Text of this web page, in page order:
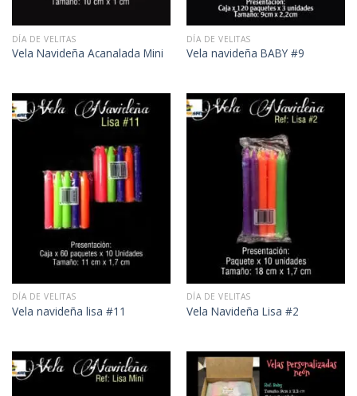
DÍA DE VELITAS
Vela Navideña Acanalada Mini
DÍA DE VELITAS
Vela navideña BABY #9
DÍA DE VELITAS
Vela navideña lisa #11
DÍA DE VELITAS
Vela Navideña Lisa #2